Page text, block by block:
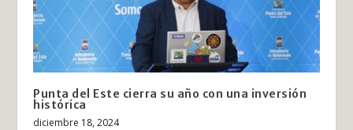
Punta del Este cierra su año con una inversión
histórica
diciembre 18, 2024